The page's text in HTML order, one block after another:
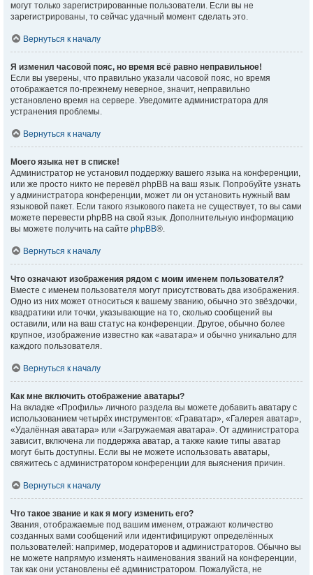
могут только зарегистрированные пользователи. Если вы не
зарегистрированы, то сейчас удачный момент сделать это.
Вернуться к началу
Я изменил часовой пояс, но время всё равно неправильное!
Если вы уверены, что правильно указали часовой пояс, но время
отображается по-прежнему неверное, значит, неправильно
установлено время на сервере. Уведомите администратора для
устранения проблемы.
Вернуться к началу
Моего языка нет в списке!
Администратор не установил поддержку вашего языка на конференции,
или же просто никто не перевёл phpBB на ваш язык. Попробуйте узнать
у администратора конференции, может ли он установить нужный вам
языковой пакет. Если такого языкового пакета не существует, то вы сами
можете перевести phpBB на свой язык. Дополнительную информацию
вы можете получить на сайте phpBB®.
Вернуться к началу
Что означают изображения рядом с моим именем пользователя?
Вместе с именем пользователя могут присутствовать два изображения.
Одно из них может относиться к вашему званию, обычно это звёздочки,
квадратики или точки, указывающие на то, сколько сообщений вы
оставили, или на ваш статус на конференции. Другое, обычно более
крупное, изображение известно как «аватара» и обычно уникально для
каждого пользователя.
Вернуться к началу
Как мне включить отображение аватары?
На вкладке «Профиль» личного раздела вы можете добавить аватару с
использованием четырёх инструментов: «Граватар», «Галерея аватар»,
«Удалённая аватара» или «Загружаемая аватара». От администратора
зависит, включена ли поддержка аватар, а также какие типы аватар
могут быть доступны. Если вы не можете использовать аватары,
свяжитесь с администратором конференции для выяснения причин.
Вернуться к началу
Что такое звание и как я могу изменить его?
Звания, отображаемые под вашим именем, отражают количество
созданных вами сообщений или идентифицируют определённых
пользователей: например, модераторов и администраторов. Обычно вы
не можете напрямую изменять наименования званий на конференции,
так как они установлены её администратором. Пожалуйста, не